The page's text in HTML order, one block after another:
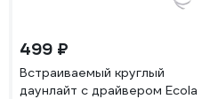
499 ₽
Встраиваемый круглый
даунлайт с драйвером Ecola